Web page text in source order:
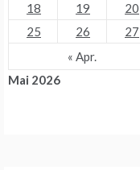
Mai 2026
18
19 20
25
26 27
« Apr.